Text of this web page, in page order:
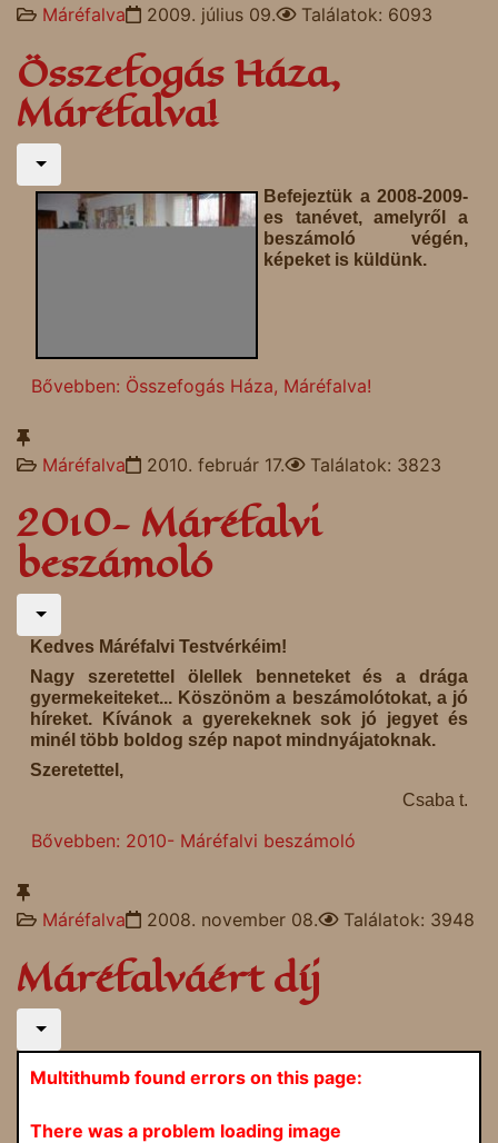
Máréfalva 2009. július 09. Találatok: 6093
Összefogás Háza,
Máréfalva!
Befejeztük a 2008-2009-
es tanévet, amelyről a
beszámoló végén,
képeket is küldünk.
Bővebben: Összefogás Háza, Máréfalva!
Máréfalva 2010. február 17. Találatok: 3823
2010- Máréfalvi
beszámoló
Kedves Máréfalvi Testvérkéim!
Nagy szeretettel ölellek benneteket és a drága
gyermekeiteket... Köszönöm a beszámolótokat, a jó
híreket. Kívánok a gyerekeknek sok jó jegyet és
minél több boldog szép napot mindnyájatoknak.
Szeretettel,
Csaba t.
Bővebben: 2010- Máréfalvi beszámoló
Máréfalva 2008. november 08. Találatok: 3948
Máréfalváért díj
Multithumb found errors on this page:
There was a problem loading image